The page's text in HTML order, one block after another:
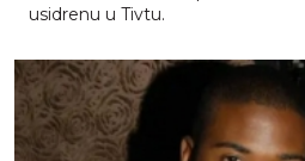
srećan život? Ne za privatni
usidrenu u Tivtu.